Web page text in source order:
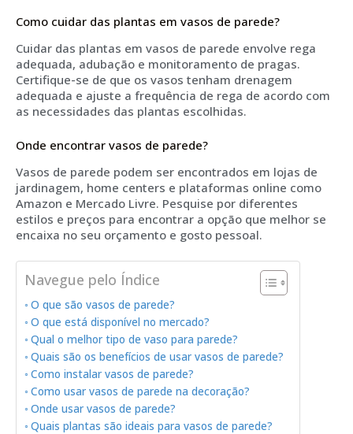
Como cuidar das plantas em vasos de parede?
Cuidar das plantas em vasos de parede envolve rega
adequada, adubação e monitoramento de pragas.
Certifique-se de que os vasos tenham drenagem
adequada e ajuste a frequência de rega de acordo com
as necessidades das plantas escolhidas.
Onde encontrar vasos de parede?
Vasos de parede podem ser encontrados em lojas de
jardinagem, home centers e plataformas online como
Amazon e Mercado Livre. Pesquise por diferentes
estilos e preços para encontrar a opção que melhor se
encaixa no seu orçamento e gosto pessoal.
Navegue pelo Índice
O que são vasos de parede?
O que está disponível no mercado?
Qual o melhor tipo de vaso para parede?
Quais são os benefícios de usar vasos de parede?
Como instalar vasos de parede?
Como usar vasos de parede na decoração?
Onde usar vasos de parede?
Quais plantas são ideais para vasos de parede?